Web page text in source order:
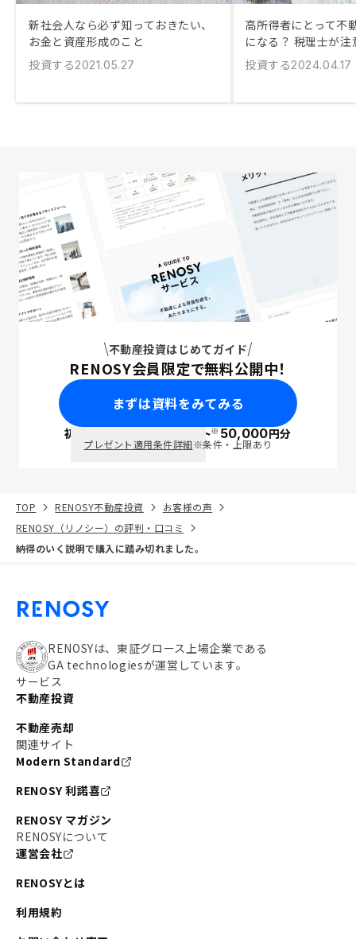
新社会人なら必ず知っておきたい、
お金と資産形成のこと
投資する2021.05.27
高所得者にとって不
になる？ 税理士が
投資する2024.04.17
不動産投資はじめてガイド
RENOSY会員限定で無料公開中！
まずは資料をみてみる
初回面談で ポイント※50,000円分
プレゼント適用条件詳細※条件・上限あり
TOP RENOSY不動産投資
お客様の声
RENOSY（リノシー）の評判・口コミ
納得のいく説明で購入に踏み切れました。
RENOSYは、東証グロース上場企業である
GA technologiesが運営しています。
サービス
不動産投資
不動産売却
関連サイト
Modern Standard
RENOSY 利諾喜
RENOSY マガジン
RENOSYについて
運営会社
RENOSYとは
利用規約